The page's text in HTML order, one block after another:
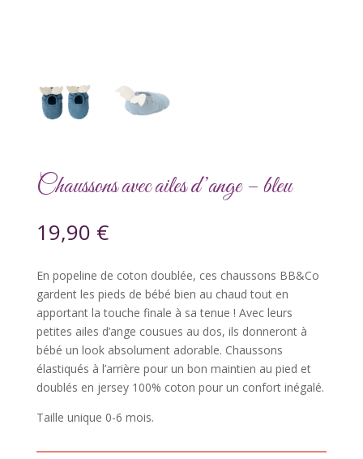
Chaussons avec ailes d’ange – bleu
19,90 €
En popeline de coton doublée, ces chaussons BB&Co
gardent les pieds de bébé bien au chaud tout en
apportant la touche finale à sa tenue ! Avec leurs
petites ailes d’ange cousues au dos, ils donneront à
bébé un look absolument adorable. Chaussons
élastiqués à l’arrière pour un bon maintien au pied et
doublés en jersey 100% coton pour un confort inégalé.
Taille unique 0-6 mois.